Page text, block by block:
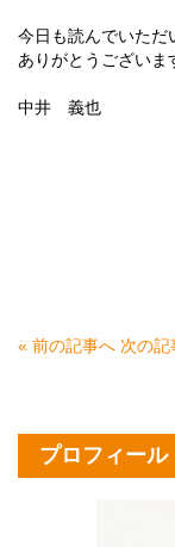
今日も読んでいただ
ありがとうございま
中井 義也
« 前の記事へ 次の記
プロフィール